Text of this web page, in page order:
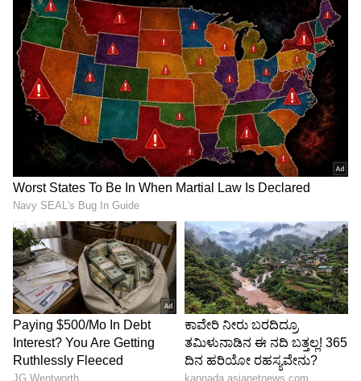
ಕೈಗೆತ್ತಿಕೊಂಡಿದ್ದು, ಇದರಲ್ಲಿ ಯಶಸ್ವಿಯಾಗುವ ಭರವಸೆ
ವ್ಯಕ್ತಪಡಿಸಿದೆ.